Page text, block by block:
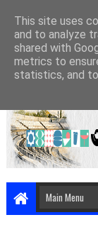
This site uses
and to analyze
shared with
metrics to
statistics, and